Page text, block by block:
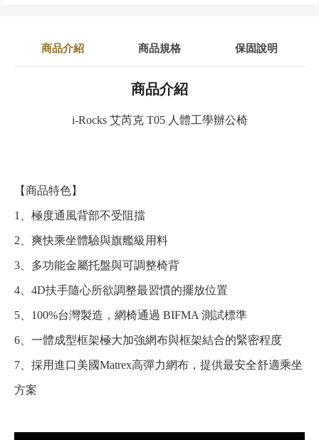
商品介紹 商品規格 保固說明
商品介紹
i-Rocks 艾芮克 T05 人體工學辦公椅
【商品特色】
1、極度通風背部不受阻擋
2、爽快乘坐體驗與旗艦級用料
3、多功能金屬托盤與可調整椅背
4、4D扶手隨心所欲調整最習慣的擺放位置
5、100%台灣製造，網椅通過 BIFMA 測試標準
6、一體成型框架極大加強網布與框架結合的緊密程度
7、採用進口美國Matrex高彈力網布，提供最安全舒適乘坐
方案